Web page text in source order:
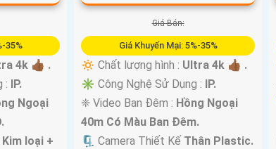
35%
4k 👍🏾 .
: IP.
Ngoại
loại +
Giá Bán:
Giá Khuyến Mại: 5%-35%
🔅 Chất lượng hình : Ultra 4k 👍🏾 .
✳️ Công Nghệ Sử Dụng : IP.
❈ Video Ban Đêm : Hồng Ngoại
40m Có Màu Ban Ðêm.
🗜️ Camera Thiết Kế Thân Plastic.